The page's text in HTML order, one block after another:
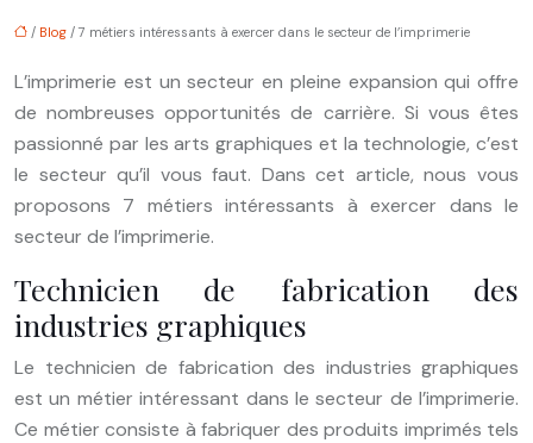
/ Blog / 7 métiers intéressants à exercer dans le secteur de l’imprimerie
L’imprimerie est un secteur en pleine expansion qui offre
de nombreuses opportunités de carrière. Si vous êtes
passionné par les arts graphiques et la technologie, c’est
le secteur qu’il vous faut. Dans cet article, nous vous
proposons 7 métiers intéressants à exercer dans le
secteur de l’imprimerie.
Technicien de fabrication des
industries graphiques
Le technicien de fabrication des industries graphiques
est un métier intéressant dans le secteur de l’imprimerie.
Ce métier consiste à fabriquer des produits imprimés tels